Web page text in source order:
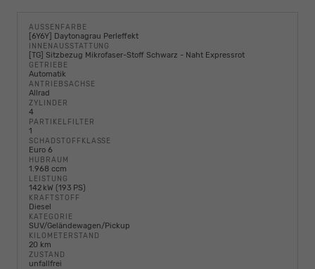
AUSSENFARBE
[6Y6Y] Daytonagrau Perleffekt
INNENAUSSTATTUNG
[TG] Sitzbezug Mikrofaser-Stoff Schwarz - Naht Expressrot
GETRIEBE
Automatik
ANTRIEBSACHSE
Allrad
ZYLINDER
4
PARTIKELFILTER
1
SCHADSTOFFKLASSE
Euro 6
HUBRAUM
1.968 ccm
LEISTUNG
142 kW (193 PS)
KRAFTSTOFF
Diesel
KATEGORIE
SUV/Geländewagen/Pickup
KILOMETERSTAND
20 km
ZUSTAND
unfallfrei